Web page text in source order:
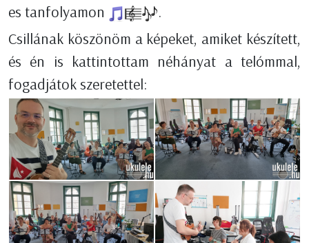
es tanfolyamon
.
Csillának köszönöm a képeket, amiket készített,
és én is kattintottam néhányat a telómmal,
fogadjátok szeretettel: